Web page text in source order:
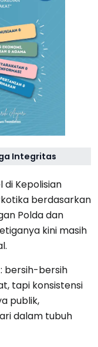
Integritas
di Kepolisian
berdasarkan
Polda dan
kini masih
bersih-bersih
tapi konsistensi
publik,
dalam tubuh